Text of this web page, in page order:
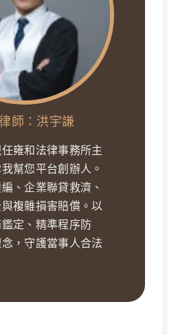
師：洪宇謙
雍和法律事務所主
幫您平台創辦人。
、企業聯貸救濟、
複雜損害賠償。以
鑑定、精準程序防
，守護當事人合法